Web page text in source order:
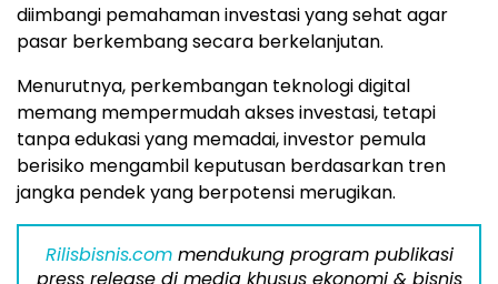
diimbangi pemahaman investasi yang sehat agar
pasar berkembang secara berkelanjutan.
Menurutnya, perkembangan teknologi digital
memang mempermudah akses investasi, tetapi
tanpa edukasi yang memadai, investor pemula
berisiko mengambil keputusan berdasarkan tren
jangka pendek yang berpotensi merugikan.
Rilisbisnis.commendukung program publikasi